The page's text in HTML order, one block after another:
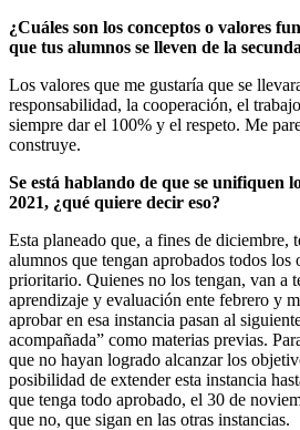
¿Cuáles son los conceptos o valores
que tus alumnos se lleven de la
Los valores que me gustaría que se
responsabilidad, la cooperación, el
siempre dar el 100% y el respeto. Me
construye.
Se está hablando de que se unifiquen
2021, ¿qué quiere decir eso?
Esta planeado que, a fines de diciembre,
alumnos que tengan aprobados todos
prioritario. Quienes no los tengan, van a
aprendizaje y evaluación ente febrero y
aprobar en esa instancia pasan al
acompañada” como materias previas.
que no hayan logrado alcanzar los
posibilidad de extender esta instancia
que tenga todo aprobado, el 30 de
que no, que sigan en las otras instancias.